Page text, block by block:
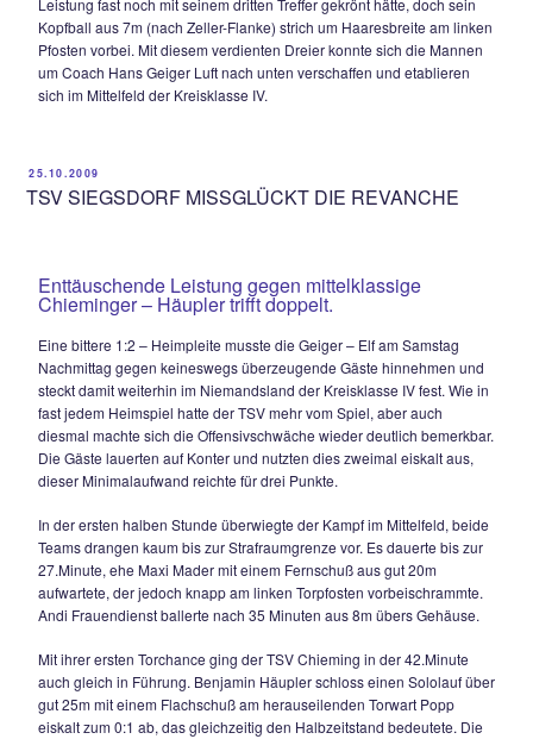
Der agile Jovan Cosic tankte sich in der 54.Minute schön
den Strafraum, passte flach zum mitgelaufenen Paul
aber aus 10m etwas unkonzentriert verzog. Die Gäste aus
trug einen schnell ausgeführten Konter vor, schickte Thomas
Winkelhofer in die Gasse, der allein auf Stephan Popp
Auf der an diesem Tag sehr anfälligen rechten Steiner
setzte sich bereits zwei Minuten später erneut Jovan Cosic
passte wieder flach in die Mitte und diesmal vollstreckte
aus 7m sicher zum verdienten 1:1-Ausgleich.
Der TSV Siegsdorf fand danach allerdings gegen die
der Gäste keine Mittel, so verflachte das Spiel zusehends.
bis zur 90.Minute, als Maxi Wurm sich noch einmal aus
Öllerer scheiterte. So mussten sich beide Teams am Ende
Remis begnügen.
01.11.2009
4:0 – KANTERSIEG WIE EIN